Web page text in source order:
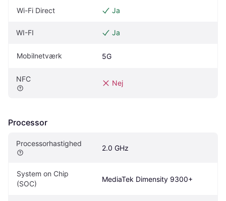
Wi-Fi Direct Ja
WI-FI Ja
Mobilnetværk 5G
NFC Nej
Processor
Processorhastighed
2.0 GHz
System on Chip
(SOC)
MediaTek Dimensity 9300+